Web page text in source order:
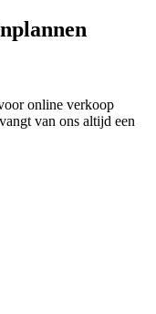
online verkoop
van ons altijd een